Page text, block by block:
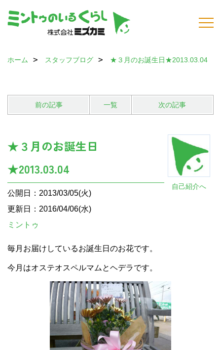
ホーム スタッフブログ ★３月のお誕生日★2013.03.04
前の記事 一覧 次の記事
自己紹介へ
★３月のお誕生日
★2013.03.04
公開日：2013/03/05(火)
更新日：2016/04/06(水)
ミントゥ
毎月お届けしているお誕生日のお花です。
今月はオステオスペルマムとヘデラです。